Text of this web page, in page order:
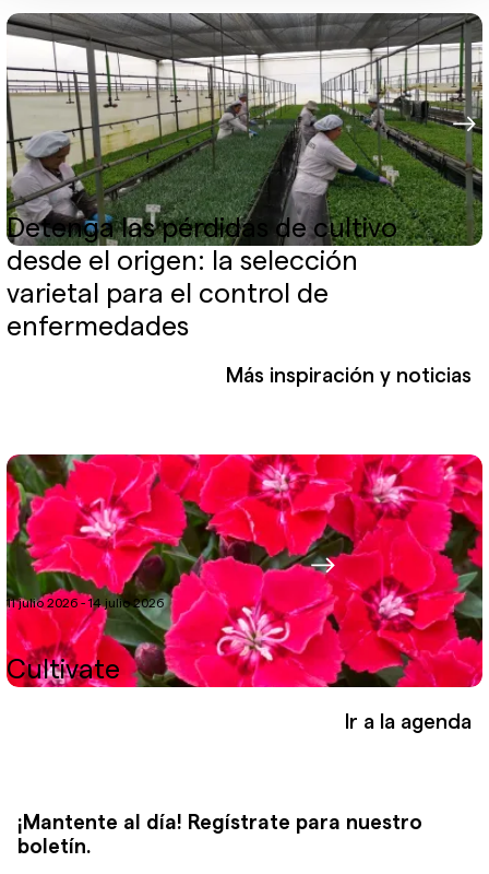
Detenga las pérdidas de cultivo
desde el origen: la selección
varietal para el control de
enfermedades
Más inspiración y noticias
Cultivate
11 julio 2026 - 14 julio 2026
Ir a la agenda
¡Mantente al día! Regístrate para nuestro
boletín.